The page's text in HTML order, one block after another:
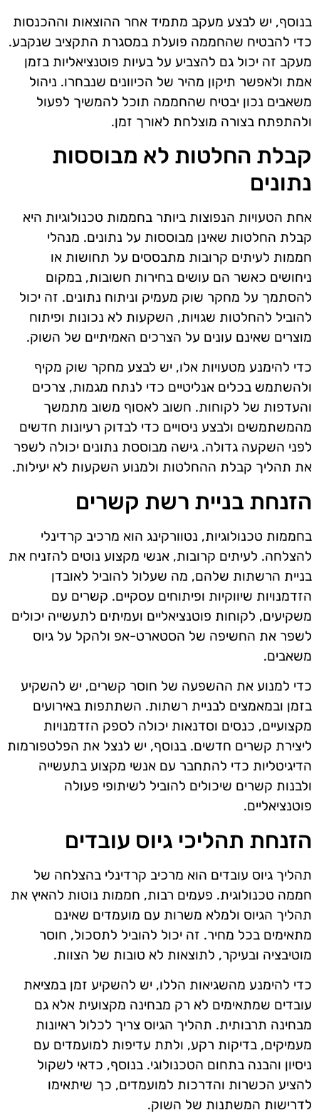
בנוסף, יש לבצע מעקב מתמיד אחר ההוצאות וההכנסות
כדי להבטיח שהחממה פועלת במסגרת התקציב שנקבע.
מעקב זה יכול גם להצביע על בעיות פוטנציאליות בזמן
אמת ולאפשר תיקון מהיר של הכיוונים שנבחרו. ניהול
משאבים נכון יבטיח שהחממה תוכל להמשיך לפעול
ולהתפתח בצורה מוצלחת לאורך זמן.
קבלת החלטות לא מבוססות
נתונים
אחת הטעויות הנפוצות ביותר בחממות טכנולוגיות היא
קבלת החלטות שאינן מבוססות על נתונים. מנהלי
חממות לעיתים קרובות מתבססים על תחושות או
ניחושים כאשר הם עושים בחירות חשובות, במקום
להסתמך על מחקר שוק מעמיק וניתוח נתונים. זה יכול
להוביל להחלטות שגויות, השקעות לא נכונות ופיתוח
מוצרים שאינם עונים על הצרכים האמיתיים של השוק.
כדי להימנע מטעויות אלו, יש לבצע מחקר שוק מקיף
ולהשתמש בכלים אנליטיים כדי לנתח מגמות, צרכים
והעדפות של לקוחות. חשוב לאסוף משוב מתמשך
מהמשתמשים ולבצע ניסויים כדי לבדוק רעיונות חדשים
לפני השקעה גדולה. גישה מבוססת נתונים יכולה לשפר
את תהליך קבלת ההחלטות ולמנוע השקעות לא יעילות.
הזנחת בניית רשת קשרים
בחממות טכנולוגיות, נטוורקינג הוא מרכיב קרדינלי
להצלחה. לעיתים קרובות, אנשי מקצוע נוטים להזניח את
בניית הרשתות שלהם, מה שעלול להוביל לאובדן
הזדמנויות שיווקיות ופיתוחים עסקיים. קשרים עם
משקיעים, לקוחות פוטנציאליים ועמיתים לתעשייה יכולים
לשפר את החשיפה של הסטארט-אפ ולהקל על גיוס
משאבים.
כדי למנוע את ההשפעה של חוסר קשרים, יש להשקיע
בזמן ובמאמצים לבניית רשתות. השתתפות באירועים
מקצועיים, כנסים וסדנאות יכולה לספק הזדמנויות
ליצירת קשרים חדשים. בנוסף, יש לנצל את הפלטפורמות
הדיגיטליות כדי להתחבר עם אנשי מקצוע בתעשייה
ולבנות קשרים שיכולים להוביל לשיתופי פעולה
פוטנציאליים.
הזנחת תהליכי גיוס עובדים
תהליך גיוס עובדים הוא מרכיב קרדינלי בהצלחה של
חממה טכנולוגית. פעמים רבות, חממות נוטות להאיץ את
תהליך הגיוס ולמלא משרות עם מועמדים שאינם
מתאימים בכל מחיר. זה יכול להוביל לתסכול, חוסר
מוטיבציה ובעיקר, לתוצאות לא טובות של הצוות.
כדי להימנע מהשגיאות הללו, יש להשקיע זמן במציאת
עובדים שמתאימים לא רק מבחינה מקצועית אלא גם
מבחינה תרבותית. תהליך הגיוס צריך לכלול ראיונות
מעמיקים, בדיקות רקע, ולתת עדיפות למועמדים עם
ניסיון והבנה בתחום הטכנולוגי. בנוסף, כדאי לשקול
להציע הכשרות והדרכות למועמדים, כך שיתאימו
לדרישות המשתנות של השוק.